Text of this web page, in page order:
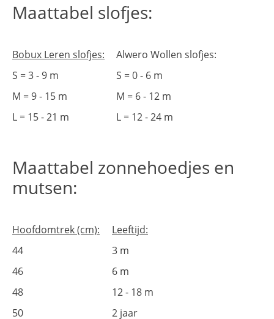
Maattabel slofjes:
Bobux Leren slofjes:
Alwero Wollen slofjes:
S = 3 - 9 m
S = 0 - 6 m
M = 9 - 15 m
M = 6 - 12 m
L = 15 - 21 m
L = 12 - 24 m
Maattabel zonnehoedjes en
mutsen:
Hoofdomtrek (cm):
Leeftijd:
44
3 m
46
6 m
48
12 - 18 m
50
2 jaar